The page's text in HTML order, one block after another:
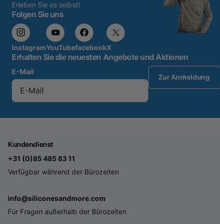
Erleben Sie es selbst!
Folgen Sie uns
InstagramYouTubefacebookX
Erhalten Sie die neuesten Angebote und Aktionen
E-Mail
Zur Anmeldung
Kundendienst
+31 (0)85 485 83 11
Verfügbar während der Bürozeiten
info@siliconesandmore.com
Für Fragen außerhalb der Bürozeiten